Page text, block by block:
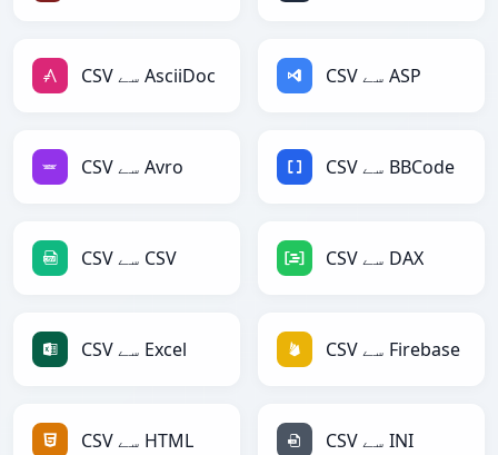
CSV سے AsciiDoc CSV سے ASP
CSV سے Avro CSV سے BBCode
CSV سے CSV CSV سے DAX
CSV سے Excel CSV سے Firebase
CSV سے HTML CSV سے INI